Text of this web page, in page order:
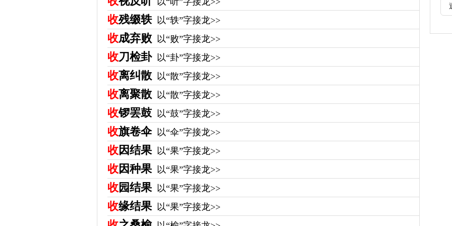
收残缀轶 以“轶”字接龙>>
收成弃败 以“败”字接龙>>
收刀检卦 以“卦”字接龙>>
收离纠散 以“散”字接龙>>
收离聚散 以“散”字接龙>>
收锣罢鼓 以“鼓”字接龙>>
收旗卷伞 以“伞”字接龙>>
收因结果 以“果”字接龙>>
收因种果 以“果”字接龙>>
收园结果 以“果”字接龙>>
收缘结果 以“果”字接龙>>